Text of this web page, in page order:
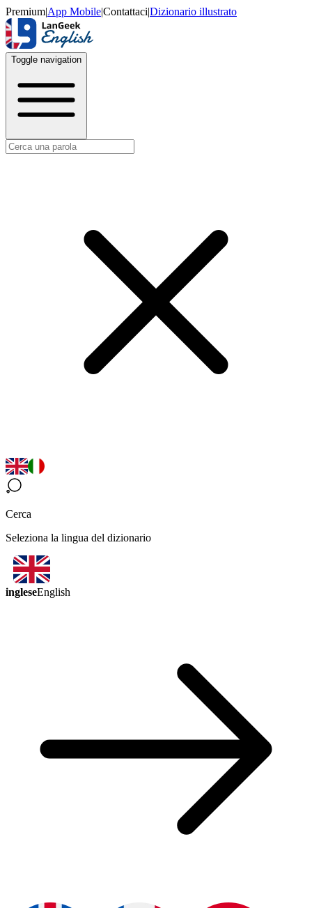
Premium|App Mobile|Contattaci|Dizionario illustrato
Toggle navigation
Cerca
Seleziona la lingua del dizionario
ingleseEnglish